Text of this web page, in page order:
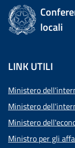
locali
LINK UTILI
Ministero
Ministero
Ministero
Ministro per gli